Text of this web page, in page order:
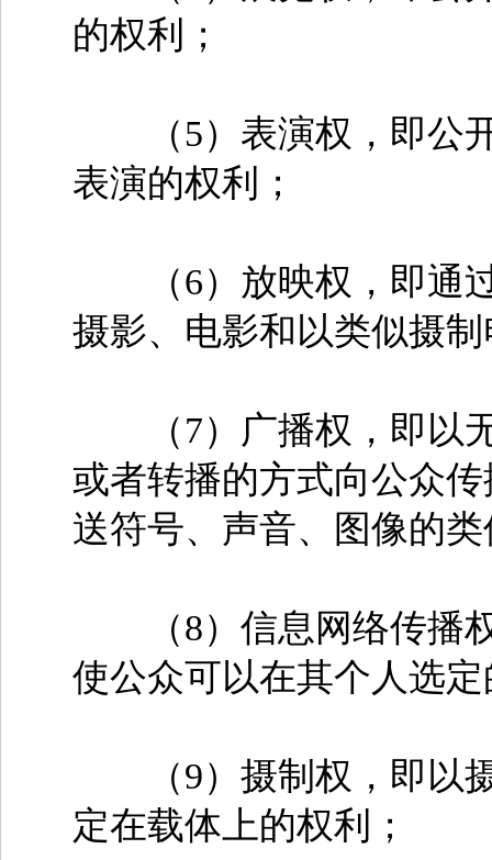
的权利；
（5）表演权，即公开
表演的权利；
（6）放映权，即通过
摄影、电影和以类似摄
（7）广播权，即以无
或者转播的方式向公众
送符号、声音、图像的
（8）信息网络传播权
使公众可以在其个人选
（9）摄制权，即以摄
定在载体上的权利；